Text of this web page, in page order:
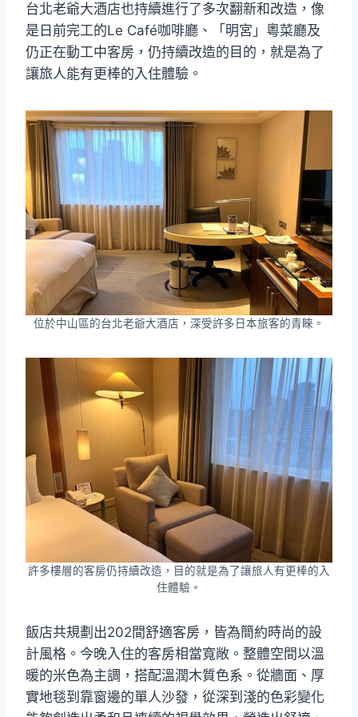
台北老爺大酒店也持續進行了多次翻新和改造，像
是日前完工的Le Café咖啡廳、「明宮」粵菜廳及
仍正在動工中客房，仍持續改造的目的，就是為了
讓旅人能有更棒的入住體驗。
位於中山區的台北老爺大酒店，深受許多日本旅客的青睞。
許多樓層的客房仍持續改造，目的就是為了讓旅人有更棒的入
住體驗。
飯店共規劃出202間舒適客房，皆為簡約時尚的設
計風格。今晚入住的客房相當寬敞。整體空間以溫
暖的米色為主調，搭配溫潤木質色系。從牆面、厚
實地毯到靠窗邊的單人沙發，從深到淺的色彩變化